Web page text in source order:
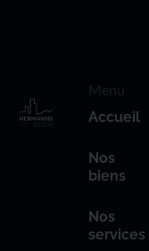
Menu
Accueil
Nos
biens
Nos
services